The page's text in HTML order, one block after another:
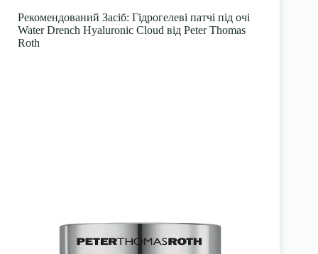
Рекомендований Засіб: Гідрогелеві патчі під очі
Water Drench Hyaluronic Cloud від Peter Thomas
Roth